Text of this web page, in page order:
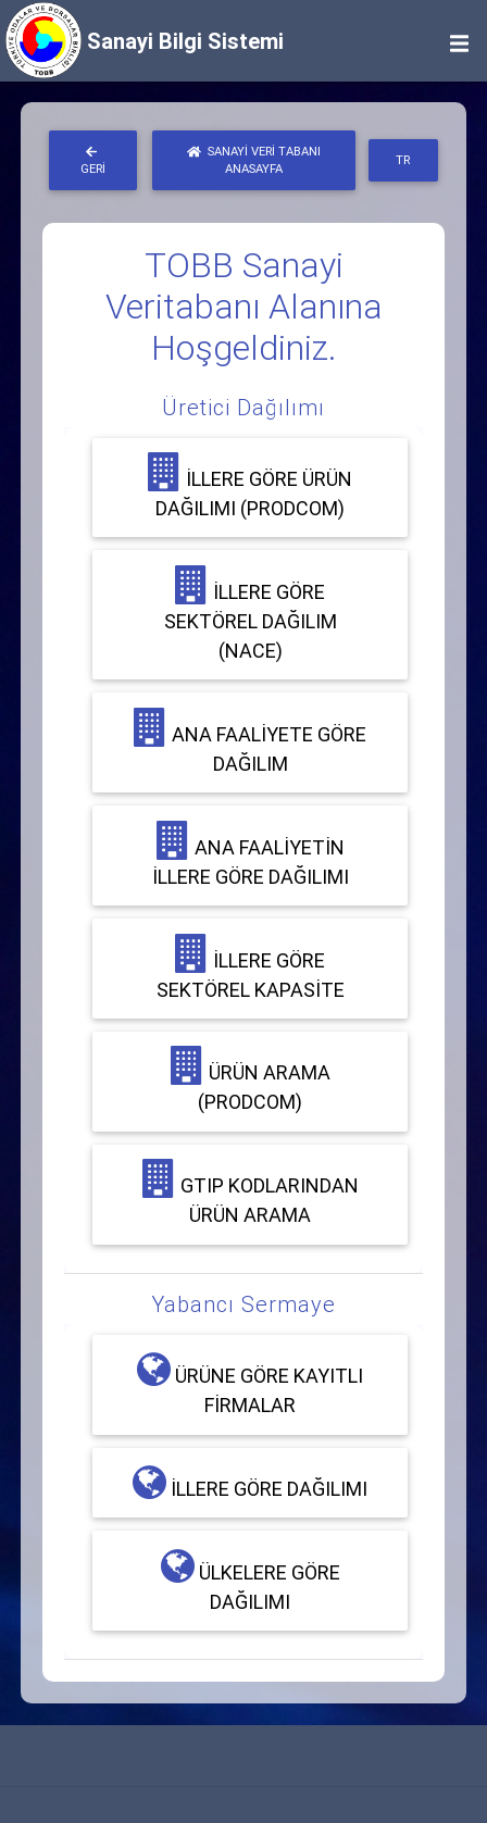
Sanayi Bilgi Sistemi
GERI
SANAYI VERI TABANI
ANASAYFA
TR
TOBB Sanayi
Veritabanı Alanına
Hoşgeldiniz.
Üretici Dağılımı
İLLERE GÖRE ÜRÜN
DAĞILIMI (PRODCOM)
İLLERE GÖRE
SEKTÖREL DAĞILIM
(NACE)
ANA FAALIYETE GÖRE
DAĞILIM
ANA FAALIYETIN
İLLERE GÖRE DAĞILIMI
İLLERE GÖRE
SEKTÖREL KAPASITE
ÜRÜN ARAMA
(PRODCOM)
GTIP KODLARINDAN
ÜRÜN ARAMA
Yabancı Sermaye
ÜRÜNE GÖRE KAYITLI
FIRMALAR
İLLERE GÖRE DAĞILIMI
ÜLKELERE GÖRE
DAĞILIMI